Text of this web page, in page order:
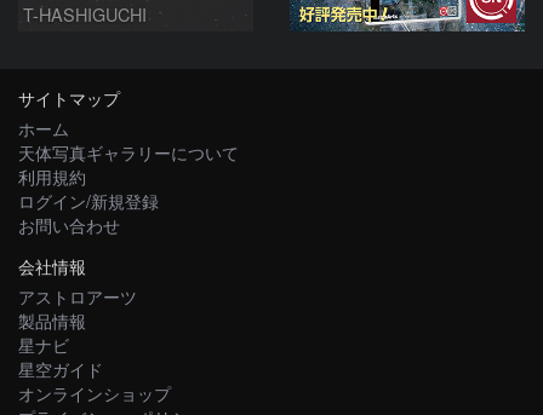
T-HASHIGUCHI
サイトマップ
ホーム
天体写真ギャラリーについて
利用規約
ログイン/新規登録
お問い合わせ
会社情報
アストロアーツ
製品情報
星ナビ
星空ガイド
オンラインショップ